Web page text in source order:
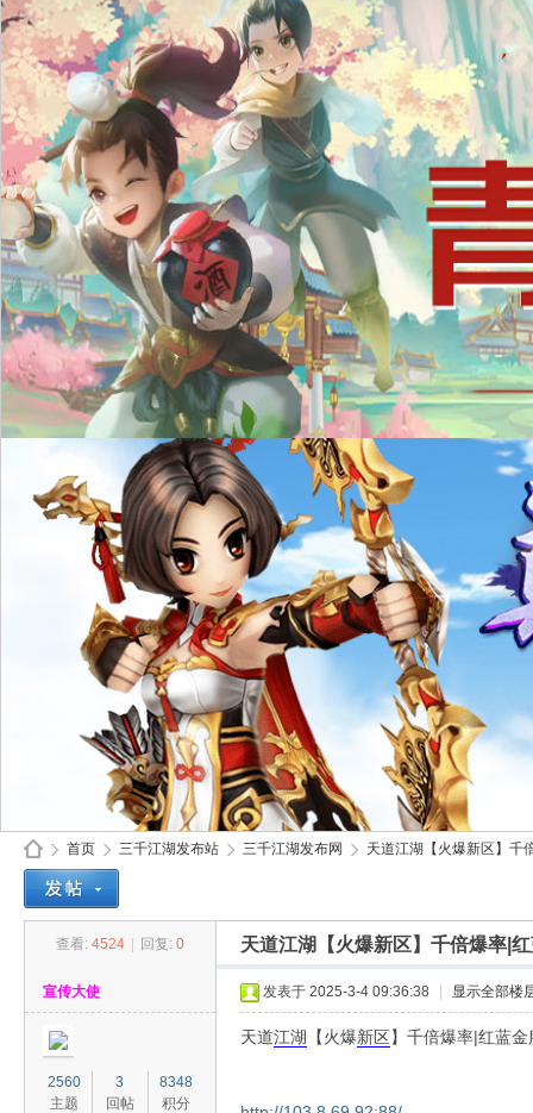
首页
›
三千江湖发布站 三千江湖发布网
›
天道江湖【火爆新区】千
查看: 4524 回复: 0 天道江湖【火爆新区】千倍爆率|
宣传大使
2560
主题
3
回帖
8348
积分
发表于 2025-3-4 09:36:38 显示全部楼
天道江湖 【火爆新区】千倍爆率|红蓝